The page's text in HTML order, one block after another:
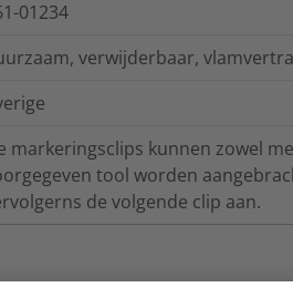
01234
verwijderbaar,
markeringsclips kunnen zowel
tool worden
de volgende clip aan.